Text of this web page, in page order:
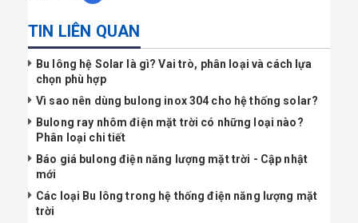
TIN LIÊN QUAN
Bu lông hệ Solar là gì? Vai trò, phân loại và cách lựa
chọn phù hợp
Vì sao nên dùng bulong inox 304 cho hệ thống solar?
Bulong ray nhôm điện mặt trời có những loại nào?
Phân loại chi tiết
Báo giá bulong điện năng lượng mặt trời - Cập nhật
mới
Các loại Bu lông trong hệ thống điện năng lượng mặt
trời